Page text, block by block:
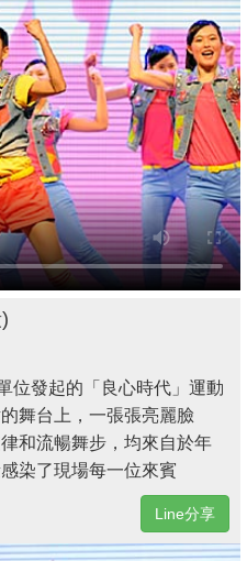
位發起的「良心時代」運動
舞台上，一張張亮麗臉
和流暢舞步，均來自於年
染了現場每一位來賓
Line分享